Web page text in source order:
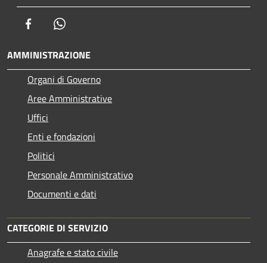
Facebook
AMMINISTRAZIONE
Organi di Governo
Aree Amministrative
Uffici
Enti e fondazioni
Politici
Personale Amministrativo
Documenti e dati
CATEGORIE DI SERVIZIO
Anagrafe e stato civile